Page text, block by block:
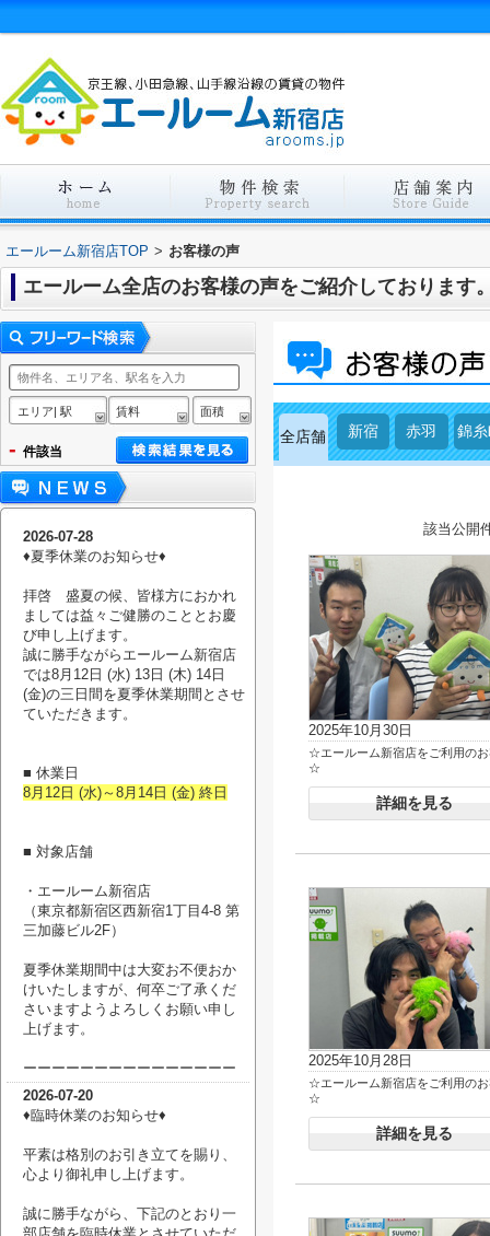
エールーム新宿店TOP > お客様の声
エールーム全店のお客様の声をご紹介しております
全店舗 新宿 赤羽 錦
該当公開
2025年10月30日
☆エールーム新宿店をご利用の
☆
詳細を見る
2025年10月28日
☆エールーム新宿店をご利用の
☆
詳細を見る
エリア| 駅 賃料 面積
- 件該当
2026-07-28
♦︎夏季休業のお知らせ♦︎
拝啓 盛夏の候、皆様方におかれ
ましては益々ご健勝のこととお慶
び申し上げます。
誠に勝手ながらエールーム新宿店
では8月12日 (水) 13日 (木) 14日
(金)の三日間を夏季休業期間とさせ
ていただきます。
■ 休業日
8月12日 (水)～8月14日 (金) 終日
■ 対象店舗
・エールーム新宿店
（東京都新宿区西新宿1丁目4-8 第
三加藤ビル2F）
夏季休業期間中は大変お不便おか
けいたしますが、何卒ご了承くだ
さいますようよろしくお願い申し
上げます。
ーーーーーーーーーーーーーーー
2026-07-20
♦臨時休業のお知らせ♦
平素は格別のお引き立てを賜り、
心より御礼申し上げます。
誠に勝手ながら、下記のとおり一